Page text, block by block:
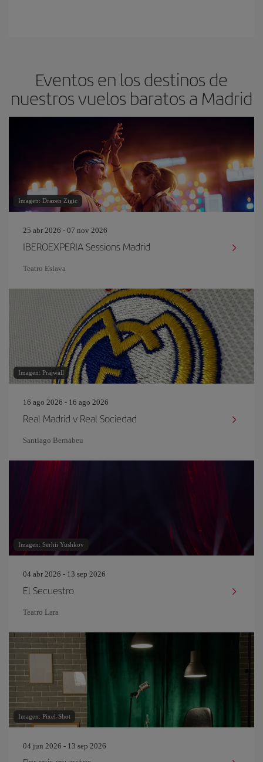
Eventos en los destinos de
nuestros vuelos baratos a Madrid
Imagen: Drazen Zigic
25 abr 2026 - 07 nov 2026
IBEROEXPERIA Sessions Madrid
Teatro Eslava
Imagen: Prajwall
16 ago 2026 - 16 ago 2026
Real Madrid v Real Sociedad
Santiago Bernabeu
Imagen: Serhii Yushkov
04 abr 2026 - 13 sep 2026
El Secuestro
Teatro Lara
Imagen: Pixel-Shot
04 jun 2026 - 13 sep 2026